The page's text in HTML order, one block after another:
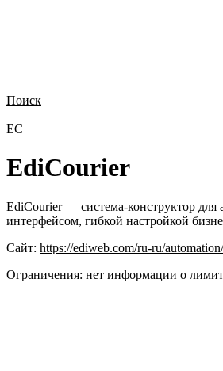
Поиск
EC
EdiCourier
EdiCourier — система-конструктор для
интерфейсом, гибкой настройкой
Сайт: https://ediweb.com/ru-ru/
Ограничения: нет информации о